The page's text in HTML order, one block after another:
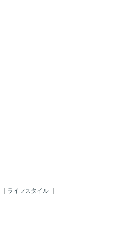
｜ ライフスタイル ｜